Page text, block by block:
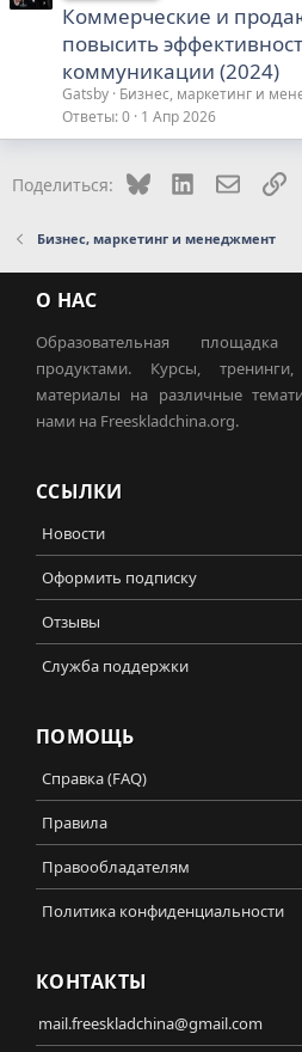
Коммерческие и
повысить
коммуникации (2024)
Gatsby Бизнес, маркетинг и
Ответы 0 1 Апр 2026
Поделиться: Bluesky LinkedIn
Бизнес, маркетинг и менеджмент
О НАС
Образовательная
продуктами. Курсы,
материалы на различные
нами на Freeskladchina.org.
ССЫЛКИ
Новости
Оформить подписку
Отзывы
Служба поддержки
ПОМОЩЬ
Справка (FAQ)
Правила
Правообладателям
Политика конфиденциальности
КОНТАКТЫ
mail.freeskladchina@gmail.com